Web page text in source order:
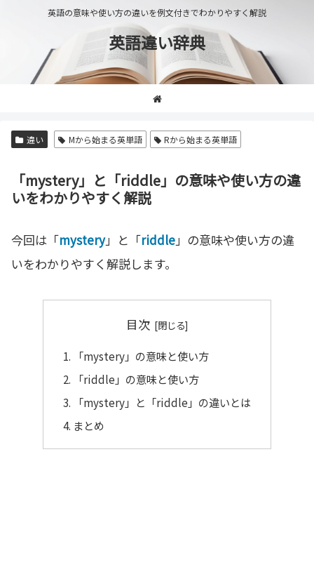
英語の意味や使い方の違いを例文付きでわかりやすく解説
英語違い辞典
違い Mから始まる英単語 Rから始まる英単語
「mystery」と「riddle」の意味や使い方の違
いをわかりやすく解説
今回は「mystery」と「riddle」の意味や使い方の違
いをわかりやすく解説します。
目次
「mystery」の意味と使い方
「riddle」の意味と使い方
「mystery」と「riddle」の違いとは
まとめ